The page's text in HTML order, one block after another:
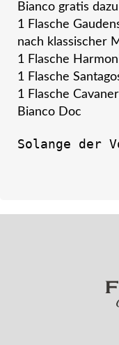
Bianco gratis dazu
1 Flasche
nach klassischer
1 Flasche
1 Flasche
1 Flasche
Bianco Doc
Solange der